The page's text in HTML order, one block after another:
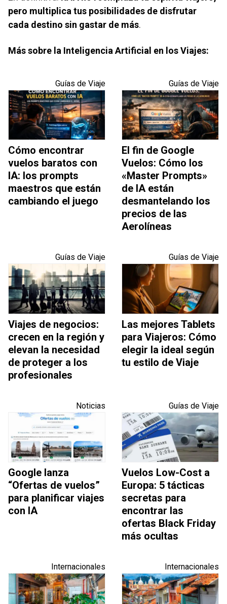
pero multiplica tus posibilidades de disfrutar
cada destino sin gastar de más.
Más sobre la Inteligencia Artificial en los Viajes:
Guías de Viaje
Cómo encontrar
vuelos baratos con
IA: los prompts
maestros que están
cambiando el juego
Guías de Viaje
El fin de Google
Vuelos: Cómo los
«Master Prompts»
de IA están
desmantelando los
precios de las
Aerolíneas
Guías de Viaje
Viajes de negocios:
crecen en la región y
elevan la necesidad
de proteger a los
profesionales
Guías de Viaje
Las mejores Tablets
para Viajeros: Cómo
elegir la ideal según
tu estilo de Viaje
Noticias
Google lanza
“Ofertas de vuelos”
para planificar viajes
con IA
Guías de Viaje
Vuelos Low-Cost a
Europa: 5 tácticas
secretas para
encontrar las
ofertas Black Friday
más ocultas
Internacionales Internacionales